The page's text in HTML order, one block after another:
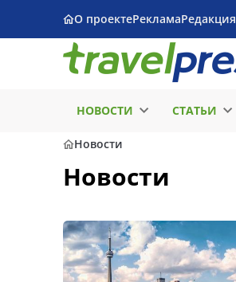
О проектеРекламаРедакция
НОВОСТИ СТАТЬИ
Новости
Новости